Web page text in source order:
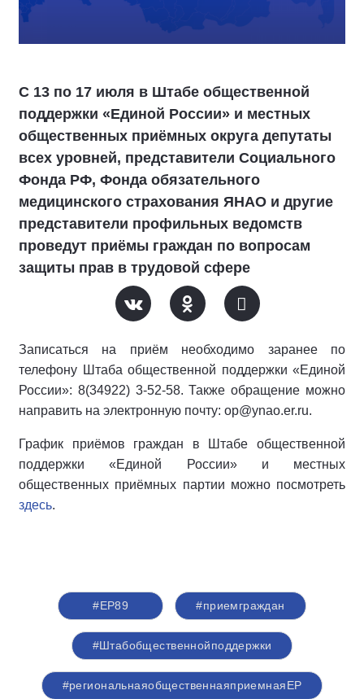
С 13 по 17 июля в Штабе общественной
поддержки «Единой России» и местных
общественных приёмных округа депутаты
всех уровней, представители Социального
Фонда РФ, Фонда обязательного
медицинского страхования ЯНАО и другие
представители профильных ведомств
проведут приёмы граждан по вопросам
защиты прав в трудовой сфере
Записаться на приём необходимо заранее по
телефону Штаба общественной поддержки «Единой
России»: 8(34922) 3-52-58. Также обращение можно
направить на электронную почту: op@ynao.er.ru.
График приёмов граждан в Штабе общественной
поддержки «Единой России» и местных
общественных приёмных партии можно посмотреть
здесь.
#ЕР89 #приемграждан
#Штабобщественнойподдержки
#региональнаяобщественнаяприемнаяЕР